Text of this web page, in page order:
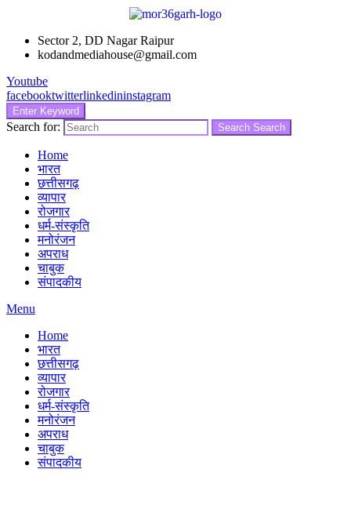
Sector 2, DD Nagar Raipur
kodandmediahouse@gmail.com
Youtube
facebooktwitterlinkedininstagram
Enter Keyword
Search for: Search Search
Home
भारत
छत्तीसगढ़
व्यापार
रोजगार
धर्म-संस्कृति
मनोरंजन
अपराध
चाबुक
संपादकीय
Menu
Home
भारत
छत्तीसगढ़
व्यापार
रोजगार
धर्म-संस्कृति
मनोरंजन
अपराध
चाबुक
संपादकीय